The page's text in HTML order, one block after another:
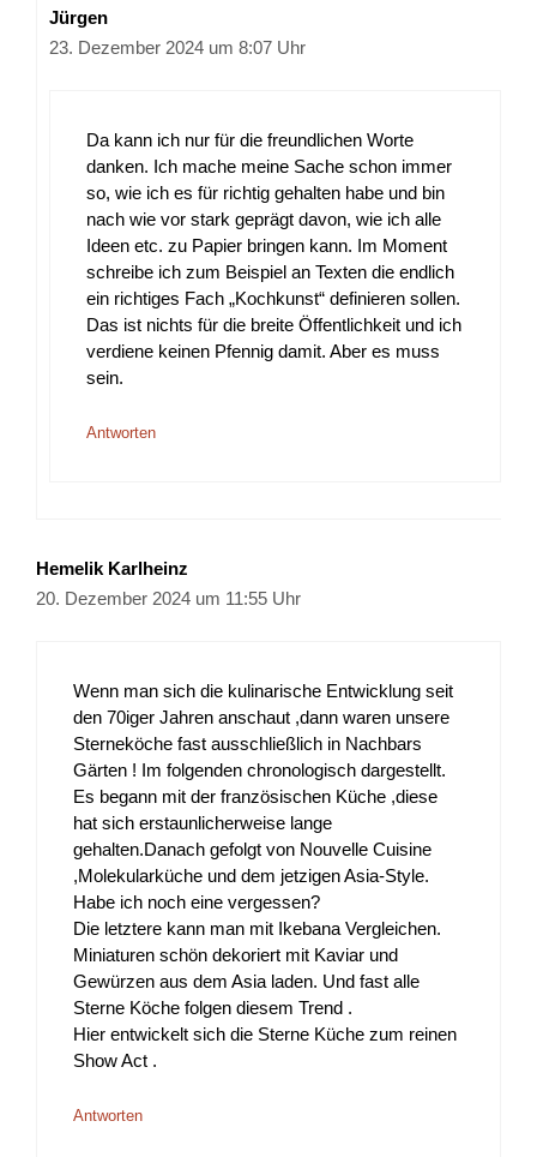
Jürgen
23. Dezember 2024 um 8:07 Uhr
Da kann ich nur für die freundlichen Worte
danken. Ich mache meine Sache schon immer
so, wie ich es für richtig gehalten habe und bin
nach wie vor stark geprägt davon, wie ich alle
Ideen etc. zu Papier bringen kann. Im Moment
schreibe ich zum Beispiel an Texten die endlich
ein richtiges Fach „Kochkunst“ definieren sollen.
Das ist nichts für die breite Öffentlichkeit und ich
verdiene keinen Pfennig damit. Aber es muss
sein.
Antworten
Hemelik Karlheinz
20. Dezember 2024 um 11:55 Uhr
Wenn man sich die kulinarische Entwicklung seit
den 70iger Jahren anschaut ,dann waren unsere
Sterneköche fast ausschließlich in Nachbars
Gärten ! Im folgenden chronologisch dargestellt.
Es begann mit der französischen Küche ,diese
hat sich erstaunlicherweise lange
gehalten.Danach gefolgt von Nouvelle Cuisine
,Molekularküche und dem jetzigen Asia-Style.
Habe ich noch eine vergessen?
Die letztere kann man mit Ikebana Vergleichen.
Miniaturen schön dekoriert mit Kaviar und
Gewürzen aus dem Asia laden. Und fast alle
Sterne Köche folgen diesem Trend .
Hier entwickelt sich die Sterne Küche zum reinen
Show Act .
Antworten